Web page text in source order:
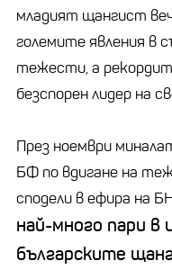
младият щангист
големите явления в
тежести, а
безспорен лидер на
През ноември
БФ по вдигане на
сподели в ефира на
най-много пари в
българските